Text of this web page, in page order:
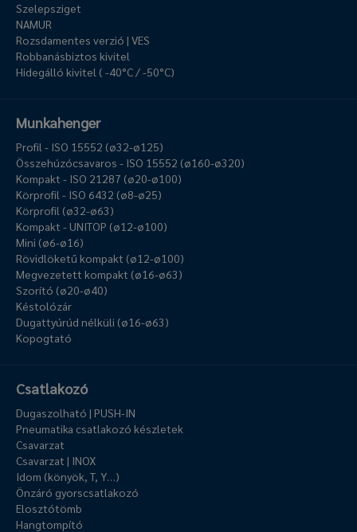
Szelepsziget
NAMUR
Rozsdamentes verzió | VES
Robbanásbiztos kivitel
Hidegálló kivitel ( -40°C / -50°C)
Munkahenger
Profil - ISO 15552 (ø32-ø125)
Összehúzócsavaros - ISO 15552 (ø160-ø320)
Kompakt - ISO 21287 (ø20-ø100)
Körprofil - ISO 6432 (ø8-ø25)
Körprofil (ø32-ø63)
Kompakt - UNITOP (ø12-ø100)
Mini (ø6-ø16)
Rövidlöketű kompakt (ø12-ø100)
Megvezetett kompakt (ø16-ø63)
Szorító (ø20-ø40)
Késtolózár
Dugattyúrúd nélküli (ø16-ø63)
Kopogtató
Csatlakozó
Dugaszolható | PUSH-IN
Pneumatika csatlakozó készletek
Csavarzat
Csavarzat | INOX
Idom (könyök, T, Y…)
Önzáró gyorscsatlakozó
Elosztótömb
Hangtompító